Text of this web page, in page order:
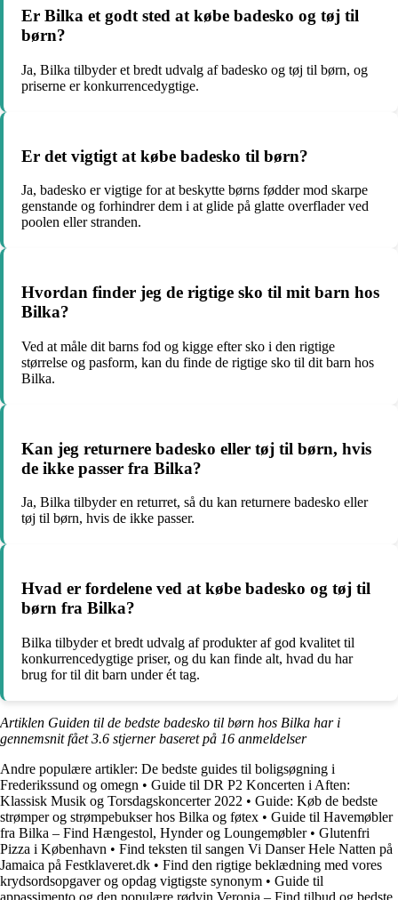
Er Bilka et godt sted at købe badesko og tøj til
børn?
Ja, Bilka tilbyder et bredt udvalg af badesko og tøj til børn, og
priserne er konkurrencedygtige.
Er det vigtigt at købe badesko til børn?
Ja, badesko er vigtige for at beskytte børns fødder mod skarpe
genstande og forhindrer dem i at glide på glatte overflader ved
poolen eller stranden.
Hvordan finder jeg de rigtige sko til mit barn hos
Bilka?
Ved at måle dit barns fod og kigge efter sko i den rigtige
størrelse og pasform, kan du finde de rigtige sko til dit barn hos
Bilka.
Kan jeg returnere badesko eller tøj til børn, hvis
de ikke passer fra Bilka?
Ja, Bilka tilbyder en returret, så du kan returnere badesko eller
tøj til børn, hvis de ikke passer.
Hvad er fordelene ved at købe badesko og tøj til
børn fra Bilka?
Bilka tilbyder et bredt udvalg af produkter af god kvalitet til
konkurrencedygtige priser, og du kan finde alt, hvad du har
brug for til dit barn under ét tag.
Artiklen Guiden til de bedste badesko til børn hos Bilka har i
gennemsnit fået3.6 stjerner baseret på 16 anmeldelser
Andre populære artikler: De bedste guides til boligsøgning i
Frederikssund og omegn • Guide til DR P2 Koncerten i Aften:
Klassisk Musik og Torsdagskoncerter 2022 • Guide: Køb de bedste
strømper og strømpebukser hos Bilka og føtex • Guide til Havemøbler
fra Bilka – Find Hængestol, Hynder og Loungemøbler• Glutenfri
Pizza i København • Find teksten til sangen Vi Danser Hele Natten på
Jamaica på Festklaveret.dk • Find den rigtige beklædning med vores
krydsordsopgaver og opdag vigtigste synonym • Guide til
appassimento og den populære rødvin Veronia – Find tilbud og bedste